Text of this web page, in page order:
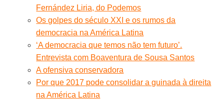
Fernández Liria, do Podemos
Os golpes do século XXI e os rumos da
democracia na América Latina
‘A democracia que temos não tem futuro’.
Entrevista com Boaventura de Sousa Santos
A ofensiva conservadora
Por que 2017 pode consolidar a guinada à direita
na América Latina